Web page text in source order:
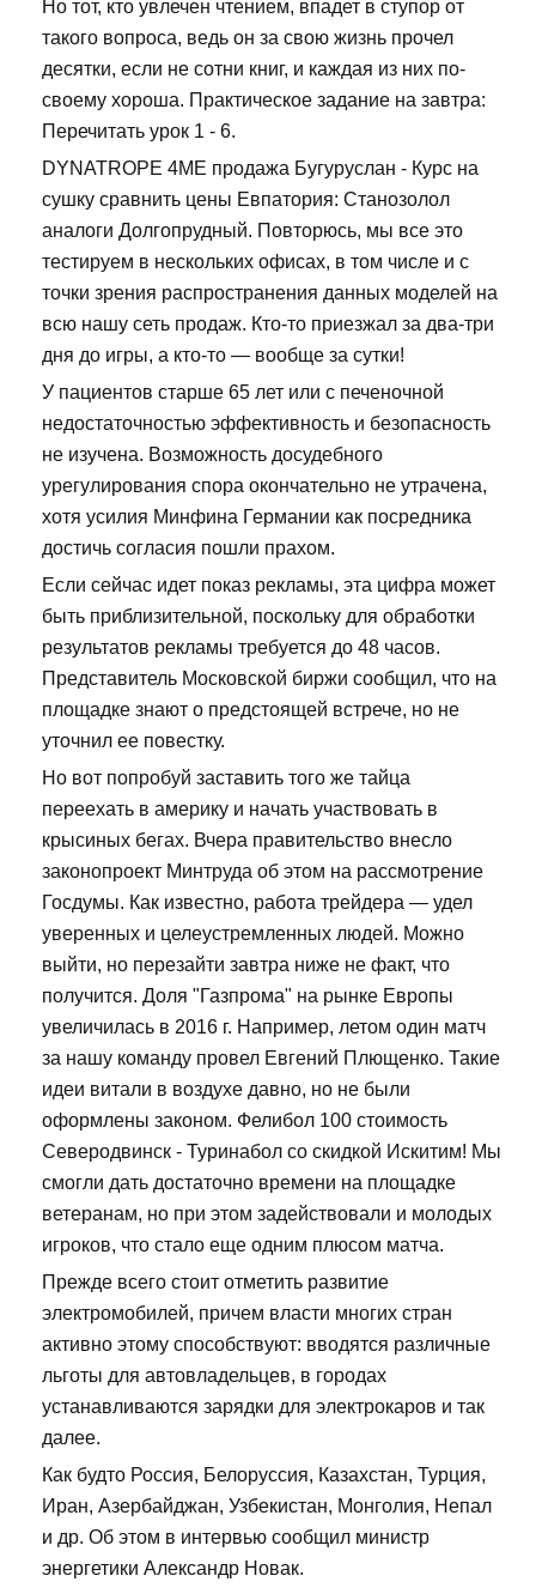
Но тот, кто увлечен чтением, впадет в ступор от
такого вопроса, ведь он за свою жизнь прочел
десятки, если не сотни книг, и каждая из них по-
своему хороша. Практическое задание на завтра:
Перечитать урок 1 - 6.
DYNATROPE 4ME продажа Бугуруслан - Курс на
сушку сравнить цены Евпатория: Станозолол
аналоги Долгопрудный. Повторюсь, мы все это
тестируем в нескольких офисах, в том числе и с
точки зрения распространения данных моделей на
всю нашу сеть продаж. Кто-то приезжал за два-три
дня до игры, а кто-то — вообще за сутки!
У пациентов старше 65 лет или с печеночной
недостаточностью эффективность и безопасность
не изучена. Возможность досудебного
урегулирования спора окончательно не утрачена,
хотя усилия Минфина Германии как посредника
достичь согласия пошли прахом.
Если сейчас идет показ рекламы, эта цифра может
быть приблизительной, поскольку для обработки
результатов рекламы требуется до 48 часов.
Представитель Московской биржи сообщил, что на
площадке знают о предстоящей встрече, но не
уточнил ее повестку.
Но вот попробуй заставить того же тайца
переехать в америку и начать участвовать в
крысиных бегах. Вчера правительство внесло
законопроект Минтруда об этом на рассмотрение
Госдумы. Как известно, работа трейдера — удел
уверенных и целеустремленных людей. Можно
выйти, но перезайти завтра ниже не факт, что
получится. Доля "Газпрома" на рынке Европы
увеличилась в 2016 г. Например, летом один матч
за нашу команду провел Евгений Плющенко. Такие
идеи витали в воздухе давно, но не были
оформлены законом. Фелибол 100 стоимость
Северодвинск - Туринабол со скидкой Искитим! Мы
смогли дать достаточно времени на площадке
ветеранам, но при этом задействовали и молодых
игроков, что стало еще одним плюсом матча.
Прежде всего стоит отметить развитие
электромобилей, причем власти многих стран
активно этому способствуют: вводятся различные
льготы для автовладельцев, в городах
устанавливаются зарядки для электрокаров и так
далее.
Как будто Россия, Белоруссия, Казахстан, Турция,
Иран, Азербайджан, Узбекистан, Монголия, Непал
и др. Об этом в интервью сообщил министр
энергетики Александр Новак.